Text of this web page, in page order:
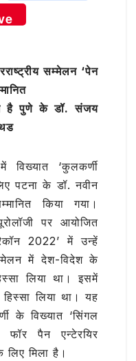
m
ai
सम्मेलन ‘पेन
है पुणे के डॉ. संजय
विख्यात ‘कुलकर्णी
पटना के डॉ. नवीन
किया गया।
पर आयोजित
2022’ में उन्हें
में देश-विदेश के
लिया था। इसमें
लिया था। यह
के विख्यात ‘सिंगल
फॉर पैन एन्टेरयिर
मिला है।